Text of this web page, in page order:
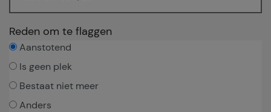
Reden om te flaggen
Aanstotend
Is geen plek
Bestaat niet meer
Anders